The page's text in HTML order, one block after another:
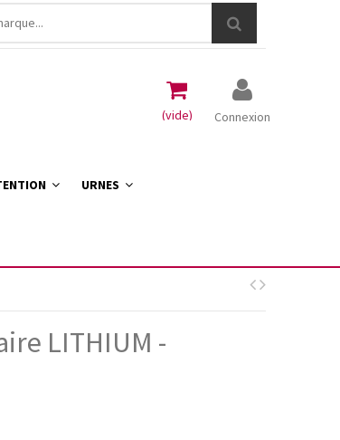
Connexion
(vide)
URNES
LITHIUM -